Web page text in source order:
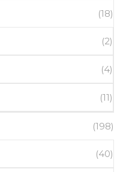
(18)
(2)
(4)
(11)
(198)
(40)